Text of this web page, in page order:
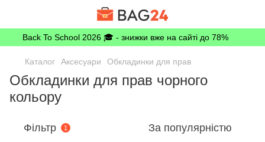
Back To School 2026 🎓 - знижки вже на сайті до 78%
Каталог Аксесуари Обкладинки для прав
Обкладинки для прав чорного
кольору
Фільтр 1 За популярністю